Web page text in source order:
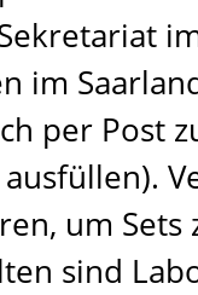
im
per Post
um
sind